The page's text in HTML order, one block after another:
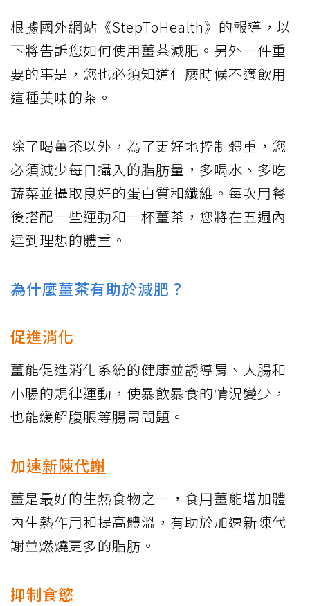
根據國外網站《StepToHealth》的報導，以
下將告訴您如何使用薑茶減肥。另外一件重
要的事是，您也必須知道什麼時候不適飲用
這種美味的茶。
除了喝薑茶以外，為了更好地控制體重，您
必須減少每日攝入的脂肪量，多喝水、多吃
蔬菜並攝取良好的蛋白質和纖維。每次用餐
後搭配一些運動和一杯薑茶，您將在五週內
達到理想的體重。
為什麼薑茶有助於減肥？
促進消化
薑能促進消化系統的健康並誘導胃、大腸和
小腸的規律運動，使暴飲暴食的情況變少，
也能緩解腹脹等腸胃問題。
加速新陳代謝
薑是最好的生熱食物之一，食用薑能增加體
內生熱作用和提高體溫，有助於加速新陳代
謝並燃燒更多的脂肪。
抑制食慾